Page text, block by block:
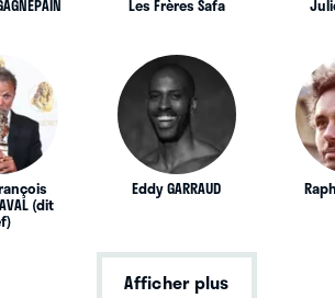
Les Frères Safa
(dit
Eddy GARRAUD
Afficher plus